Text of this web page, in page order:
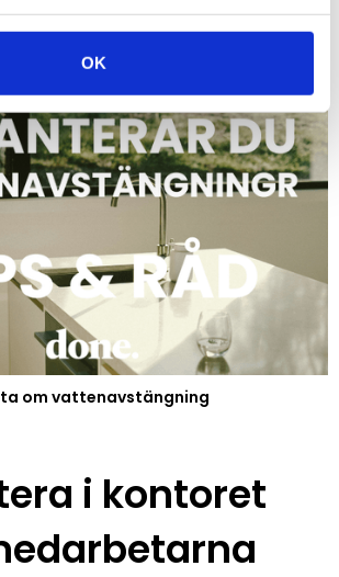
OK
om vattenavstängning
i kontoret